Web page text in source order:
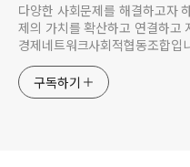
다양한 사회문제를 해결하고자
제의 가치를 확산하고 연결하고
경제네트워크사회적협동조합입
구독하기